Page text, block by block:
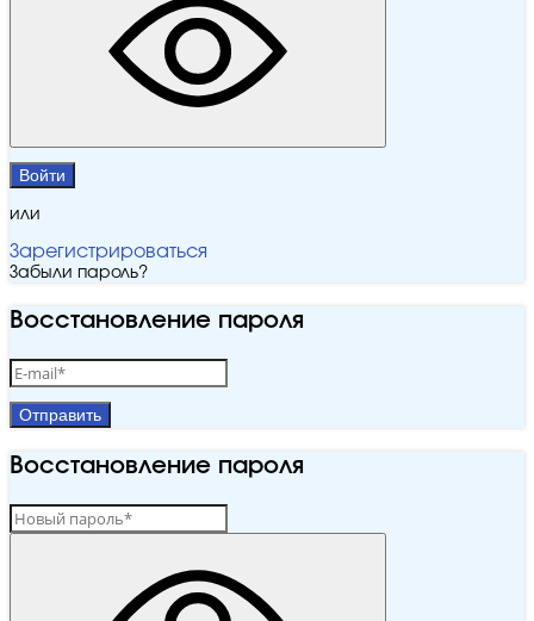
Войти
или
Зарегистрироваться
Забыли пароль?
Восстановление пароля
Отправить
Восстановление пароля